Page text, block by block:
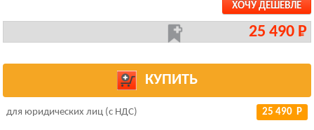
ХОЧУ ДЕШЕВЛЕ
25 490 Р
КУПИТЬ
для юридических лиц (с НДС) 25 490 Р